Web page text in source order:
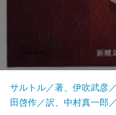
サルトル／著、伊吹武彦
田啓作／訳、中村真一郎